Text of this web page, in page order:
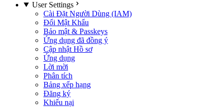
User Settings
Cài Đặt Người Dùng (IAM)
Đổi Mật Khẩu
Bảo mật & Passkeys
Ứng dụng đã đồng ý
Cập nhật Hồ sơ
Ứng dụng
Lời mời
Phân tích
Bảng xếp hạng
Đăng ký
Khiếu nại